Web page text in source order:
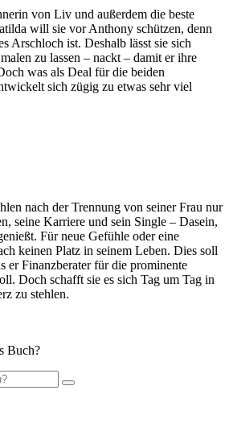
von Liv und außerdem die beste
will sie vor Anthony schützen, denn
Arschloch ist. Deshalb lässt sie sich
zu lassen – nackt – damit er ihre
was als Deal für die beiden
sich zügig zu etwas sehr viel
nach der Trennung von seiner Frau nur
seine Karriere und sein Single – Dasein,
Für neue Gefühle oder eine
keinen Platz in seinem Leben. Dies soll
er Finanzberater für die prominente
Doch schafft sie es sich Tag um Tag in
zu stehlen.
Buch?